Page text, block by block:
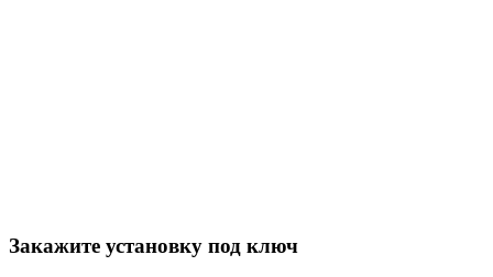
Закажите установку под ключ